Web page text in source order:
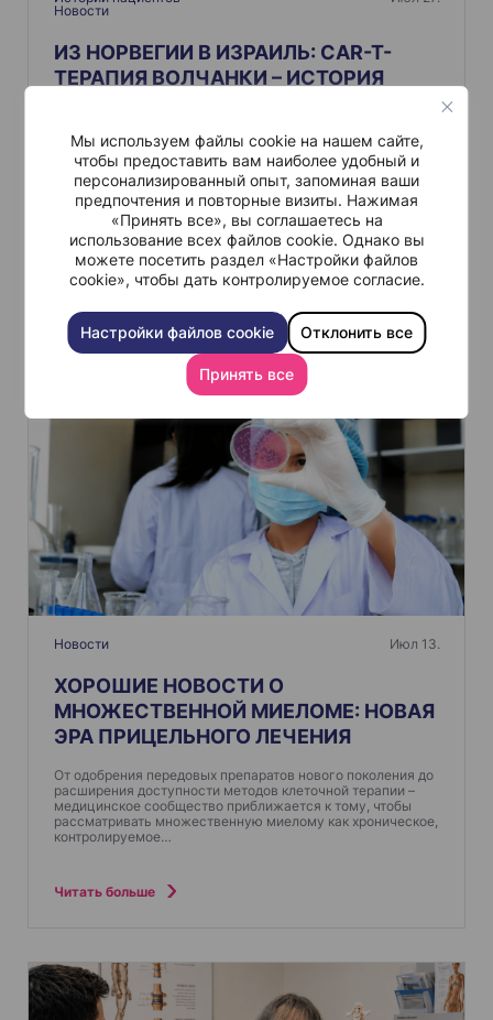
Мы используем файлы cookie на нашем сайте,
чтобы предоставить вам наиболее удобный и
персонализированный опыт, запоминая ваши
предпочтения и повторные визиты. Нажимая
«Принять все», вы соглашаетесь на
использование всех файлов cookie. Однако вы
можете посетить раздел «Настройки файлов
cookie», чтобы дать контролируемое согласие.
Настройки файлов cookie Отклонить все
Принять все
я
Новости
ИЗ НОРВЕГИИ В ИЗРАИЛЬ: CAR-T-
ТЕРАПИЯ ВОЛЧАНКИ – ИСТОРИЯ
В течение двух лет Хенрик проходил интенсивную
медикаментозную терапию в рамках лечения волчанки,
прежде чем решил заняться поисками альтернативы. В 20
лет он отправился из Норвегии в клинику Шиба в Израиле,
чтобы пройти терапию CAR-T-клетками. Потенциальная
способность этого метода “перезапускать” иммунную
систему при аутоиммунных заболеваниях изучается в
рамках клинических испытаний.
Новости Июл 13.
ХОРОШИЕ НОВОСТИ О
МНОЖЕСТВЕННОЙ МИЕЛОМЕ: НОВАЯ
ЭРА ПРИЦЕЛЬНОГО ЛЕЧЕНИЯ
От одобрения передовых препаратов нового поколения до
расширения доступности методов клеточной терапии –
медицинское сообщество приближается к тому, чтобы
рассматривать множественную миелому как хроническое,
контролируемое…
Читать больше